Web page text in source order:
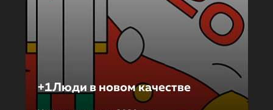
+1Люди в новом качестве